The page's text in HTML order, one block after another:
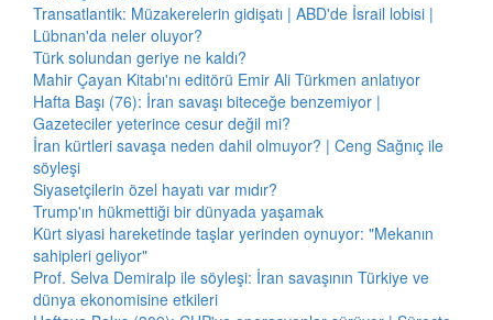
Transatlantik: Müzakerelerin gidişatı | ABD'de İsrail lobisi |
Lübnan'da neler oluyor?
Türk solundan geriye ne kaldı?
Mahir Çayan Kitabı'nı editörü Emir Ali Türkmen anlatıyor
Hafta Başı (76): İran savaşı biteceğe benzemiyor |
Gazeteciler yeterince cesur değil mi?
İran kürtleri savaşa neden dahil olmuyor? | Ceng Sağnıç ile
söyleşi
Siyasetçilerin özel hayatı var mıdır?
Trump'ın hükmettiği bir dünyada yaşamak
Kürt siyasi hareketinde taşlar yerinden oynuyor: "Mekanın
sahipleri geliyor"
Prof. Selva Demiralp ile söyleşi: İran savaşının Türkiye ve
dünya ekonomisine etkileri